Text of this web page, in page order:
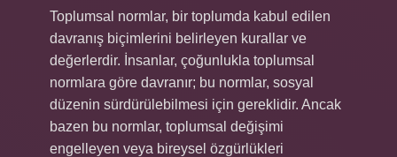
Toplumsal normlar, bir toplumda kabul edilen
davranış biçimlerini belirleyen kurallar ve
değerlerdir. İnsanlar, çoğunlukla toplumsal
normlara göre davranır; bu normlar, sosyal
düzenin sürdürülebilmesi için gereklidir. Ancak
bazen bu normlar, toplumsal değişimi
engelleyen veya bireysel özgürlükleri